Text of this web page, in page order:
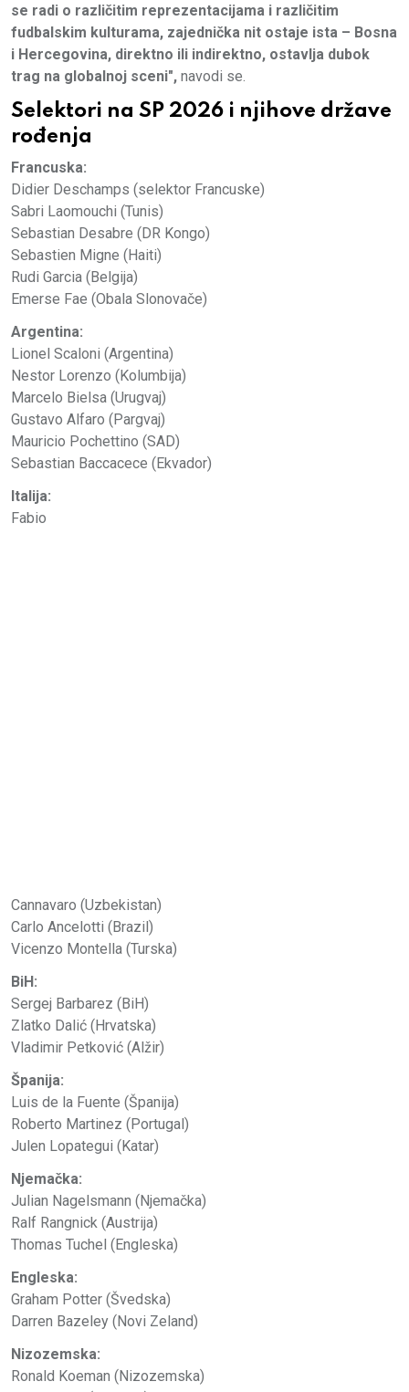
se radi o različitim reprezentacijama i različitim
fudbalskim kulturama, zajednička nit ostaje ista – Bosna
i Hercegovina, direktno ili indirektno, ostavlja dubok
trag na globalnoj sceni", navodi se.
Selektori na SP 2026 i njihove države
rođenja
Francuska:
Didier Deschamps (selektor Francuske)
Sabri Laomouchi (Tunis)
Sebastian Desabre (DR Kongo)
Sebastien Migne (Haiti)
Rudi Garcia (Belgija)
Emerse Fae (Obala Slonovače)
Argentina:
Lionel Scaloni (Argentina)
Nestor Lorenzo (Kolumbija)
Marcelo Bielsa (Urugvaj)
Gustavo Alfaro (Pargvaj)
Mauricio Pochettino (SAD)
Sebastian Baccacece (Ekvador)
Italija:
Fabio
Cannavaro (Uzbekistan)
Carlo Ancelotti (Brazil)
Vicenzo Montella (Turska)
BiH:
Sergej Barbarez (BiH)
Zlatko Dalić (Hrvatska)
Vladimir Petković (Alžir)
Španija:
Luis de la Fuente (Španija)
Roberto Martinez (Portugal)
Julen Lopategui (Katar)
Njemačka:
Julian Nagelsmann (Njemačka)
Ralf Rangnick (Austrija)
Thomas Tuchel (Engleska)
Engleska:
Graham Potter (Švedska)
Darren Bazeley (Novi Zeland)
Nizozemska:
Ronald Koeman (Nizozemska)